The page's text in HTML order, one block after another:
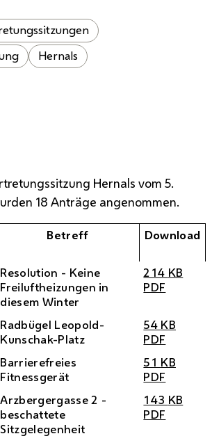
Hernals
Hernals vom 5.
18 Anträge angenommen.
Betreff Download
Resolution - Keine
Freiluftheizungen in
diesem Winter
214 KB
PDF
Radbügel Leopold-
Kunschak-Platz
54 KB
PDF
Barrierefreies
Fitnessgerät
51 KB
PDF
Arzbergergasse 2 -
beschattete
Sitzgelegenheit
143 KB
PDF